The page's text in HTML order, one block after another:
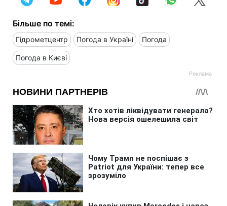
Більше по темі:
Гідрометцентр Погода в Україні Погода
Погода в Києві